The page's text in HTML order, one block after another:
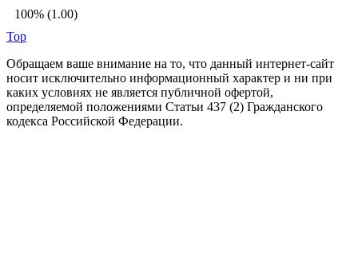
100% (1.00)
Top
Обращаем ваше внимание на то, что данный интернет-сайт
носит исключительно информационный характер и ни при
каких условиях не является публичной офертой,
определяемой положениями Статьи 437 (2) Гражданского
кодекса Российской Федерации.